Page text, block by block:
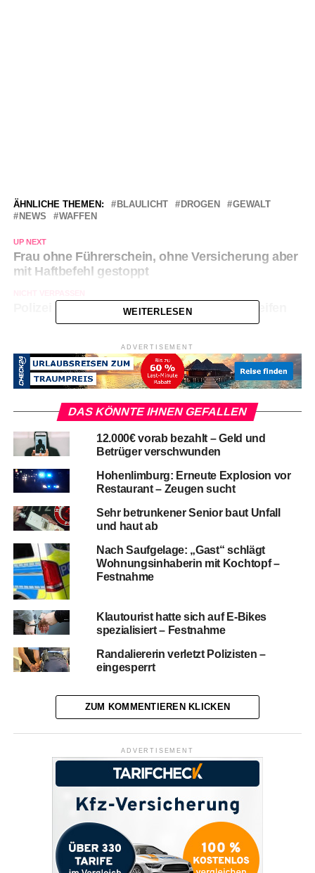
ÄHNLICHE THEMEN: BLAULICHT DROGEN
GEWALT
NEWS
WAFFEN
UP NEXT
Frau ohne Führerschein, ohne Versicherung aber
mit Haftbefehl gestoppt
Polizei muss mehrfach in Freibädern eingreifen
WEITERLESEN
ADVERTISEMENT
DAS KÖNNTE IHNEN GEFALLEN
12.000€ vorab bezahlt – Geld und
Betrüger verschwunden
Hohenlimburg: Erneute Explosion vor
Restaurant – Zeugen sucht
Sehr betrunkener Senior baut Unfall
und haut ab
Nach Saufgelage: „Gast“ schlägt
Wohnungsinhaberin mit Kochtopf –
Festnahme
Klautourist hatte sich auf E-Bikes
spezialisiert – Festnahme
Randaliererin verletzt Polizisten –
eingesperrt
ZUM KOMMENTIEREN KLICKEN
ADVERTISEMENT